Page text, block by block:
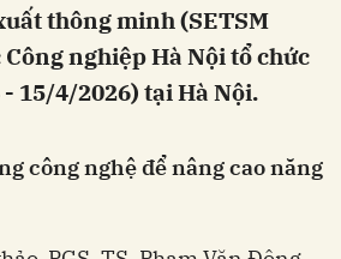
thông minh (SETSM
nghiệp Hà Nội tổ chức
15/4/2026) tại Hà Nội.
công nghệ để nâng cao năng